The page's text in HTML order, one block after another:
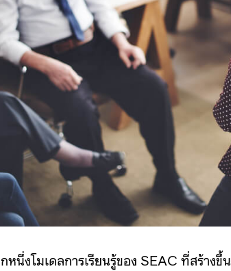
นึ่งโมเดลการเรียนรู้ของ SEAC ที่สร้างขึ้